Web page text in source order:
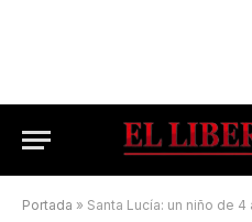
Portada » Santa Lucía: un niño de 4